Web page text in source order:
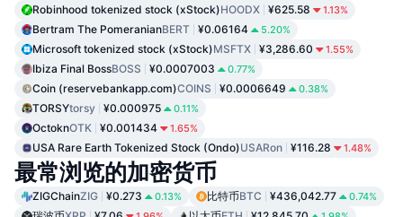
Robinhood tokenized stock (xStock)HOODX ¥625.58 1.13%
Bertram The PomeranianBERT ¥0.06164 5.20%
Microsoft tokenized stock (xStock)MSFTX ¥3,286.60 1.55%
Ibiza Final BossBOSS ¥0.0007003 0.77%
Coin (reservebankapp.com)COINS ¥0.0006649 0.38%
TORSYtorsy ¥0.000975 0.11%
OctoknOTK ¥0.001434 1.65%
USA Rare Earth Tokenized Stock (Ondo)USARon ¥116.28 1.48%
最常浏览的加密货币
ZIGChainZIG ¥0.273 0.13% 比特币BTC ¥436,042.77 0.74%